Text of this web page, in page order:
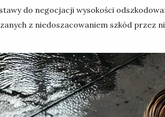
do negocjacji wysokości
z niedoszacowaniem szkód przez